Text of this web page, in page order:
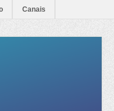
Canais